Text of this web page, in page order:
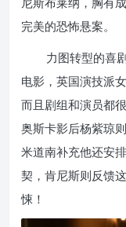
完美的恐怖悬案。
力图转型的喜
电影，英国演技派
而且剧组和演员都
奥斯卡影后杨紫琼
米道南补充他还安
契，肯尼斯则反馈
悚！